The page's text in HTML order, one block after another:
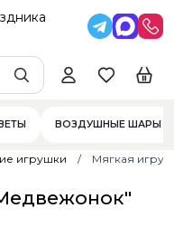
ВОЗДУШНЫЕ ШАРЫ
игрушки Мягкая